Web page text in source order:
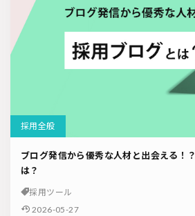
採用全般
ブログ発信から優秀な人材と出会える！
は？
採用ツール
2026-05-27